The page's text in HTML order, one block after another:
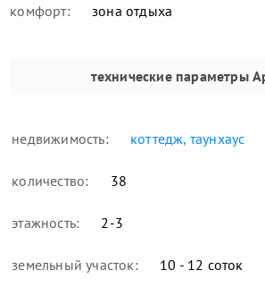
комфорт: зона отдыха
технические параметры
недвижимость: коттедж, таунхаус
количество: 38
этажность: 2-3
земельный участок: 10 - 12 соток